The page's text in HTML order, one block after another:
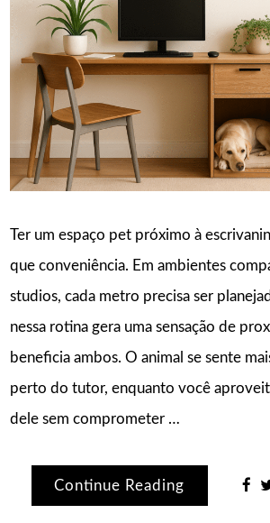
Ter um espaço pet próximo à
que conveniência. Em ambientes
studios, cada metro precisa ser
nessa rotina gera uma sensação de
beneficia ambos. O animal se sente
perto do tutor, enquanto você
dele sem comprometer …
Continue Reading